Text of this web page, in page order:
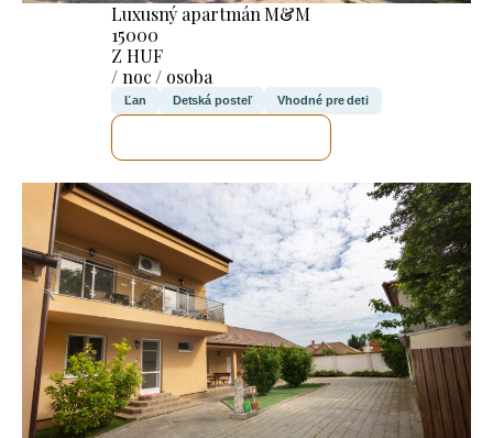
Luxusný apartmán M&M
15000
Z HUF
/ noc / osoba
Ľan Detská posteľ Vhodné pre deti